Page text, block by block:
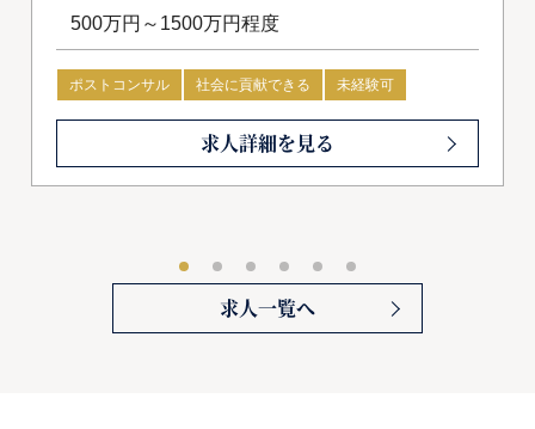
500万円～1500万円程度
ポストコンサル 社会に貢献できる 未経験可
求人詳細を見る
求人一覧へ